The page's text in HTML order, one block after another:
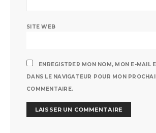
SITE WEB
ENREGISTRER MON NOM, MON E-MAIL
DANS LE NAVIGATEUR POUR MON
COMMENTAIRE.